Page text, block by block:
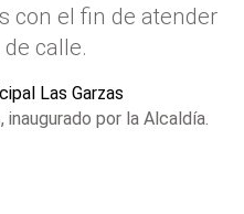
con el fin de atender
calle.
inaugurado por la Alcaldía.